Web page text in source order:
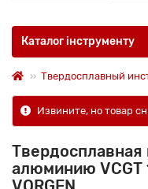
Каталог інструменту
Твердосплавный
Извините, но товар
Твердосплавная
алюминию VCGT